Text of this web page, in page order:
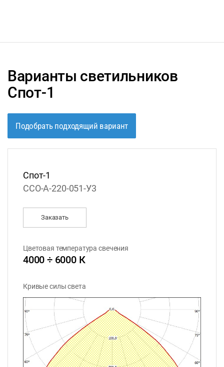
Варианты светильников
Спот-1
Подобрать подходящий вариант
Спот-1
ССО-А-220-051-У3
Заказать
Цветовая температура свечения
4000 ÷ 6000 К
Кривые силы света